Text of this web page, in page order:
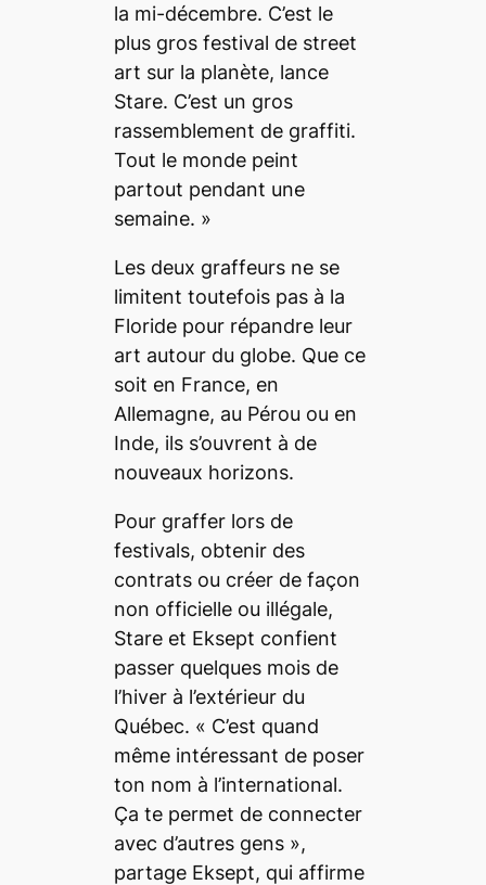
la mi-décembre. C’est le
plus gros festival destreet
art sur la planète, lance
Stare. C’est un gros
rassemblement de graffiti.
Tout le monde peint
partout pendant une
semaine. »
Les deux graffeurs ne se
limitent toutefois pas à la
Floride pour répandre leur
art autour du globe. Que ce
soit en France, en
Allemagne, au Pérou ou en
Inde, ils s’ouvrent à de
nouveaux horizons.
Pour graffer lors de
festivals, obtenir des
contrats ou créer de façon
non officielle ou illégale,
Stare et Eksept confient
passer quelques mois de
l’hiver à l’extérieur du
Québec. « C’est quand
même intéressant de poser
ton nom à l’international.
Ça te permet de connecter
avec d’autres gens »,
partage Eksept, qui affirme